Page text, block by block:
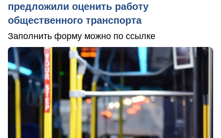
предложили оценить работу
общественного транспорта
Заполнить форму можно по ссылке